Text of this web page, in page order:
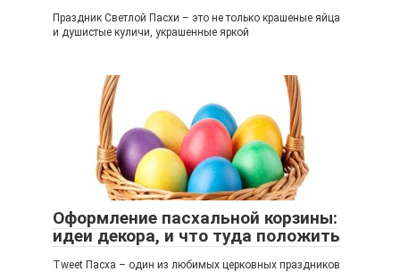
Праздник Светлой Пасхи – это не только крашеные яйца
и душистые куличи, украшенные яркой
Оформление пасхальной корзины:
идеи декора, и что туда положить
Tweet Пасха – один из любимых церковных праздников